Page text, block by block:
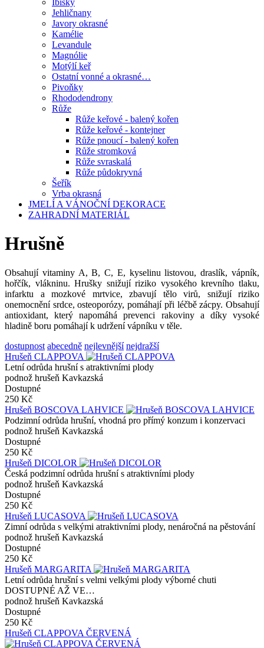
Ibišky
Jehličnany
Javory okrasné
Kamélie
Levandule
Magnólie
Motýlí keř
Ostatní vonné a okrasné…
Pivoňky
Rhododendrony
Růže
Růže keřové - balený kořen
Růže keřové - kontejner
Růže pnoucí - balený kořen
Růže stromková
Růže svraskalá
Růže půdokryvná
Šeřík
Vrba okrasná
JMELÍ A VÁNOČNÍ DEKORACE
ZAHRADNÍ MATERIÁL
Hrušně
Obsahují vitaminy A, B, C, E, kyselinu listovou, draslík, vápník,
hořčík, vlákninu. Hrušky snižují riziko vysokého krevního tlaku,
infarktu a mozkové mrtvice, zbavují tělo virů, snižují riziko
onemocnění srdce, osteoporózy, pomáhají při léčbě zácpy. Obsahují
antioxidant, který napomáhá prevenci rakoviny a díky vysoké
hladině boru pomáhají k udržení vápníku v těle.
dostupnost abecedně nejlevnější nejdražší
Hrušeň CLAPPOVA
Letní odrůda hrušní s atraktivními plody
podnož hrušeň Kavkazská
Dostupné
250 Kč
Hrušeň BOSCOVA LAHVICE
Podzimní odrůda hrušní, vhodná pro přímý konzum i konzervaci
podnož hrušeň Kavkazská
Dostupné
250 Kč
Hrušeň DICOLOR
Česká podzimní odrůda hrušní s atraktivními plody
podnož hrušeň Kavkazská
Dostupné
250 Kč
Hrušeň LUCASOVA
Zimní odrůda s velkými atraktivními plody, nenáročná na pěstování
podnož hrušeň Kavkazská
Dostupné
250 Kč
Hrušeň MARGARITA
Letní odrůda hrušní s velmi velkými plody výborné chuti
DOSTUPNÉ AŽ VE…
podnož hrušeň Kavkazská
Dostupné
250 Kč
Hrušeň CLAPPOVA ČERVENÁ